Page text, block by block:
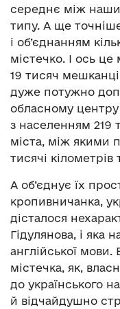
середнє між
типу. А ще
і об’єднанням
містечко. І ось
19 тисяч
дуже потужно
обласному
з населенням 219
міста, між якими
тисячі
А об’єднує їх
кропивничанка,
дісталося
Гідулянова, і яка
англійської
містечка, як,
до українського
й відчайдушно